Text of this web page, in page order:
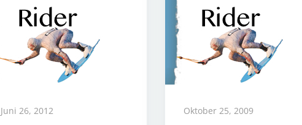
Juni 26, 2012 Oktober 25, 2009